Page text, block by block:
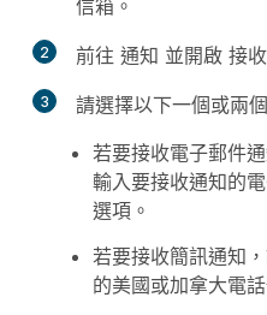
信箱 。
2 前往 通知 並開啟 接
3
請選擇以下一個或兩個
若要接收電子郵件
輸入要接收通知的
選項。
若要接收簡訊通知
的美國或加拿大電